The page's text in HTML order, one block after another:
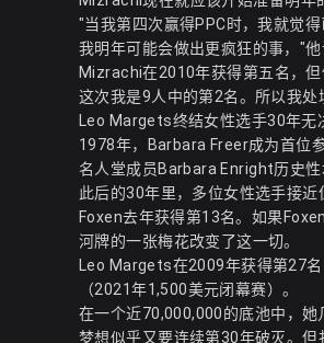
"当我第四次赢得PPC时，我就觉
我明年可能会做出更疯狂的事，"他
Mizrachi在2010年获得第五名，
这次我是9人中的第2名。所以我
Leo Margets终结女性选手30年无
1978年，Barbara Freer成为首位
名人堂成员Barbara Enright历史性
此后的30年里，多位女性选手接
Foxen去年获得第13名。如果
河牌的一张梅花改变了这一切。
Leo Margets在2009年获得第27
（2021年1,500美元闭幕赛）。
在一个近70,000,000的底池中，她
梦想似乎又要连续第30年破灭。